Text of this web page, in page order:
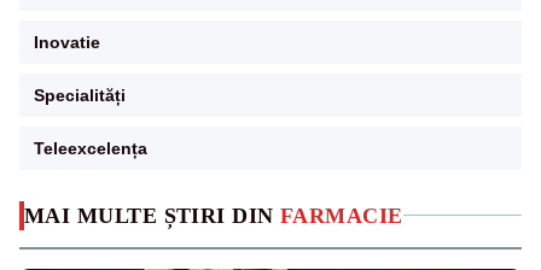
MAI MULTE ȘTIRI DIN FARMACIE
Inovatie
Specialități
Teleexcelența